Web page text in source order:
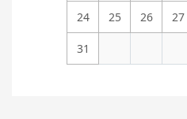
24 25 26 27
31